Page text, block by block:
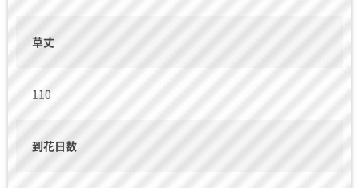
草丈
110
到花日数